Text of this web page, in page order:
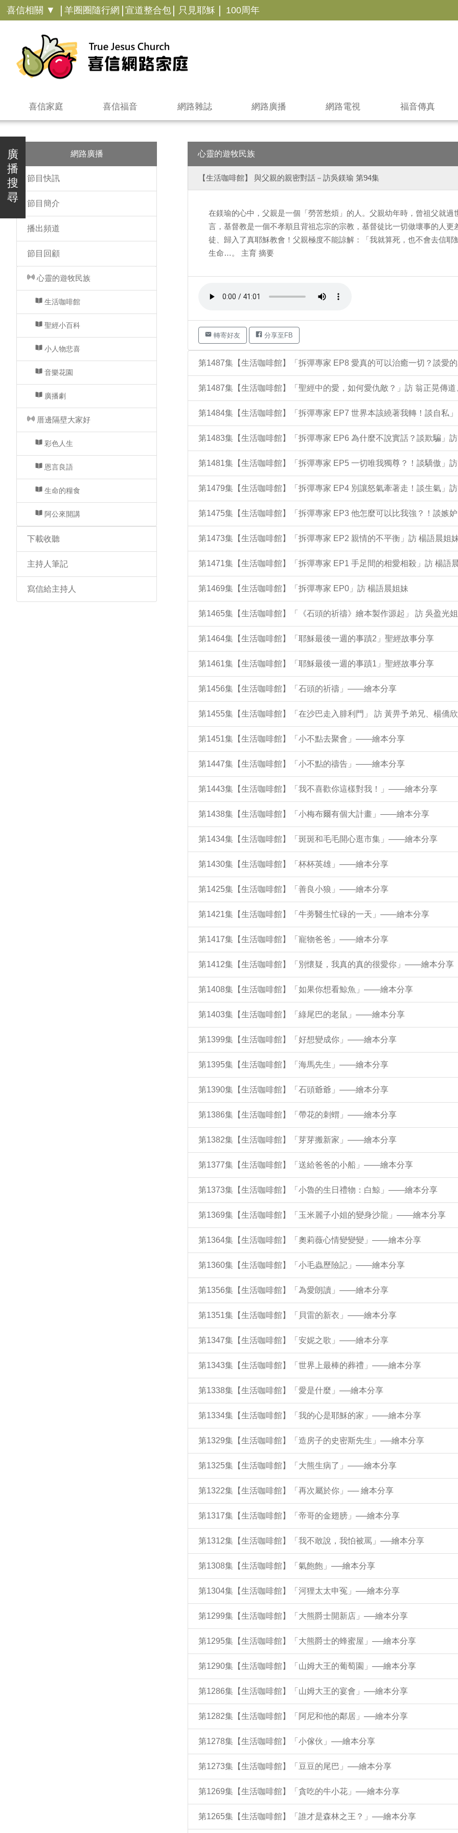
喜信相關 ▼ | 羊圈圈隨行網 | 宣道整合包 | 只見耶穌 | 100周年
喜信家庭 喜信福音 網路雜誌 網路廣播 網路電視 福音傳真
廣
播
搜
尋
網路廣播
節目快訊
節目簡介
播出頻道
節目回顧
心靈的遊牧民族
生活咖啡館
聖經小百科
小人物悲喜
音樂花園
廣播劇
厝邊隔壁大家好
彩色人生
恩言良語
生命的糧食
阿公來開講
下載收聽
主持人筆記
寫信給主持人
心靈的遊牧民族
【生活咖啡館】 與父親的親密對話－訪吳鎂瑜 第94集
在鎂瑜的心中，父親是一個「勞苦愁煩」的人。父親幼年時，曾祖父就
言，基督教是一個不孝順且背祖忘宗的宗教，基督徒比一切做壞事的人
徒、歸入了真耶穌教會！父親極度不能諒解：「我就算死，也不會去信
生命…。 主育 摘要
轉寄好友 分享至FB
第1487集【生活咖啡館】「拆彈專家 EP8 愛真的可以治癒一切？談愛
第1487集【生活咖啡館】「聖經中的愛，如何愛仇敵？」訪 翁正晃傳
第1484集【生活咖啡館】「拆彈專家 EP7 世界本該繞著我轉！談自私
第1483集【生活咖啡館】「拆彈專家 EP6 為什麼不說實話？談欺騙」
第1481集【生活咖啡館】「拆彈專家 EP5 一切唯我獨尊？！談驕傲」
第1479集【生活咖啡館】「拆彈專家 EP4 別讓怒氣牽著走！談生氣」
第1475集【生活咖啡館】「拆彈專家 EP3 他怎麼可以比我強？！談嫉
第1473集【生活咖啡館】「拆彈專家 EP2 親情的不平衡」訪 楊語晨姐
第1471集【生活咖啡館】「拆彈專家 EP1 手足間的相愛相殺」訪 楊語
第1469集【生活咖啡館】「拆彈專家 EP0」訪 楊語晨姐妹
第1465集【生活咖啡館】「《石頭的祈禱》繪本製作源起」 訪 吳盈光
第1464集【生活咖啡館】「耶穌最後一週的事蹟2」聖經故事分享
第1461集【生活咖啡館】「耶穌最後一週的事蹟1」聖經故事分享
第1456集【生活咖啡館】「石頭的祈禱」——繪本分享
第1455集【生活咖啡館】「在沙巴走入腓利門」 訪 黃畀予弟兄、楊僑
第1451集【生活咖啡館】「小不點去聚會」——繪本分享
第1447集【生活咖啡館】「小不點的禱告」——繪本分享
第1443集【生活咖啡館】「我不喜歡你這樣對我！」——繪本分享
第1438集【生活咖啡館】「小梅布爾有個大計畫」——繪本分享
第1434集【生活咖啡館】「斑斑和毛毛開心逛市集」——繪本分享
第1430集【生活咖啡館】「杯杯英雄」——繪本分享
第1425集【生活咖啡館】「善良小狼」——繪本分享
第1421集【生活咖啡館】「牛蒡醫生忙碌的一天」——繪本分享
第1417集【生活咖啡館】「寵物爸爸」——繪本分享
第1412集【生活咖啡館】「別懷疑，我真的真的很愛你」——繪本分享
第1408集【生活咖啡館】「如果你想看鯨魚」——繪本分享
第1403集【生活咖啡館】「綠尾巴的老鼠」——繪本分享
第1399集【生活咖啡館】「好想變成你」——繪本分享
第1395集【生活咖啡館】「海馬先生」——繪本分享
第1390集【生活咖啡館】「石頭爺爺」——繪本分享
第1386集【生活咖啡館】「帶花的刺蝟」——繪本分享
第1382集【生活咖啡館】「芽芽搬新家」——繪本分享
第1377集【生活咖啡館】「送給爸爸的小船」——繪本分享
第1373集【生活咖啡館】「小魯的生日禮物：白鯨」——繪本分享
第1369集【生活咖啡館】「玉米麗子小姐的變身沙龍」——繪本分享
第1364集【生活咖啡館】「奧莉薇心情變變變」——繪本分享
第1360集【生活咖啡館】「小毛蟲歷險記」——繪本分享
第1356集【生活咖啡館】「為愛朗讀」——繪本分享
第1351集【生活咖啡館】「貝雷的新衣」——繪本分享
第1347集【生活咖啡館】「安妮之歌」——繪本分享
第1343集【生活咖啡館】「世界上最棒的葬禮」——繪本分享
第1338集【生活咖啡館】「愛是什麼」──繪本分享
第1334集【生活咖啡館】「我的心是耶穌的家」——繪本分享
第1329集【生活咖啡館】「造房子的史密斯先生」──繪本分享
第1325集【生活咖啡館】「大熊生病了」——繪本分享
第1322集【生活咖啡館】「再次屬於你」── 繪本分享
第1317集【生活咖啡館】「帝哥的金翅膀」──繪本分享
第1312集【生活咖啡館】「我不敢說，我怕被罵」──繪本分享
第1308集【生活咖啡館】「氣飽飽」──繪本分享
第1304集【生活咖啡館】「河狸太太申冤」──繪本分享
第1299集【生活咖啡館】「大熊爵士開新店」──繪本分享
第1295集【生活咖啡館】「大熊爵士的蜂蜜屋」──繪本分享
第1290集【生活咖啡館】「山姆大王的葡萄園」──繪本分享
第1286集【生活咖啡館】「山姆大王的宴會」──繪本分享
第1282集【生活咖啡館】「阿尼和他的鄰居」──繪本分享
第1278集【生活咖啡館】「小傢伙」──繪本分享
第1273集【生活咖啡館】「豆豆的尾巴」──繪本分享
第1269集【生活咖啡館】「貪吃的牛小花」──繪本分享
第1265集【生活咖啡館】「誰才是森林之王？」──繪本分享